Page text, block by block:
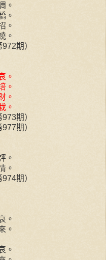
。
。
。
。
期）
。
。
。
。
期）
期）
。
。
期）
。
。
。